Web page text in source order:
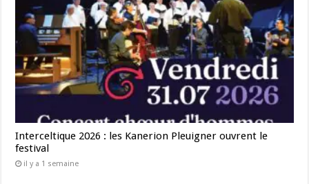
Interceltique 2026 : les Kanerion Pleuigner ouvrent le
festival
il y a 1 semaine